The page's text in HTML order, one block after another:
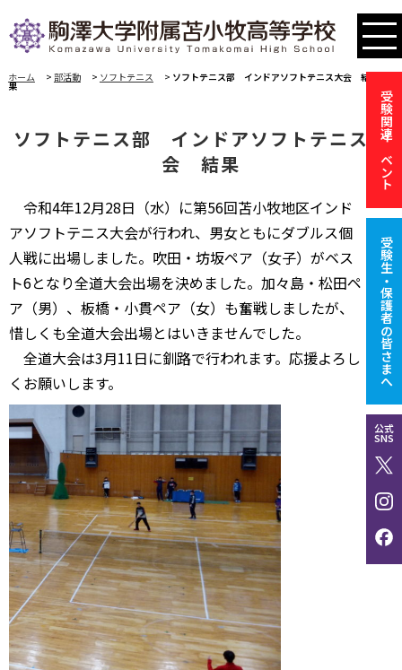
受験関連イベント
受験生・保護者の皆さまへ
公式
SNS
ホーム > 部活動 > ソフトテニス > ソフトテニス部 インドアソフトテニス大会 結
果
ソフトテニス部 インドアソフトテニス大
会 結果
令和4年12月28日（水）に第56回苫小牧地区インド
アソフトテニス大会が行われ、男女ともにダブルス個
人戦に出場しました。吹田・坊坂ペア（女子）がベス
ト6となり全道大会出場を決めました。加々島・松田ペ
ア（男）、板橋・小貫ペア（女）も奮戦しましたが、
惜しくも全道大会出場とはいきませんでした。
全道大会は3月11日に釧路で行われます。応援よろし
くお願いします。